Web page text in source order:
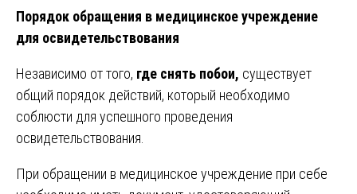
Порядок обращения в медицинское учреждение
для освидетельствования
Независимо от того, где снять побои, существует
общий порядок действий, который необходимо
соблюсти для успешного проведения
освидетельствования.
При обращении в медицинское учреждение при себе